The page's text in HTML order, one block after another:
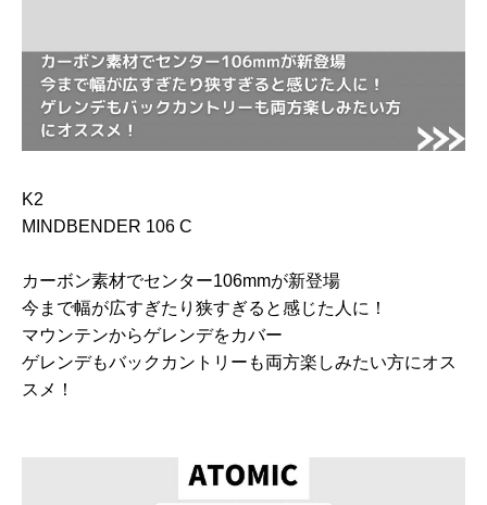
K2
MINDBENDER 106 C
カーボン素材でセンター106mmが新登場
今まで幅が広すぎたり狭すぎると感じた人に！
マウンテンからゲレンデをカバー
ゲレンデもバックカントリーも両方楽しみたい方にオス
スメ！